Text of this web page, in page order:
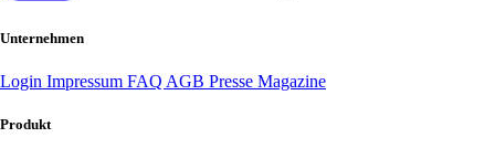
Unternehmen
Login Impressum FAQ AGB Presse Magazine
Produkt